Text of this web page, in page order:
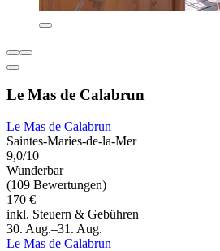
Le Mas de Calabrun
Le Mas de Calabrun
Saintes-Maries-de-la-Mer
9,0/10
Wunderbar
(109 Bewertungen)
170 €
inkl. Steuern & Gebühren
30. Aug.–31. Aug.
Le Mas de Calabrun